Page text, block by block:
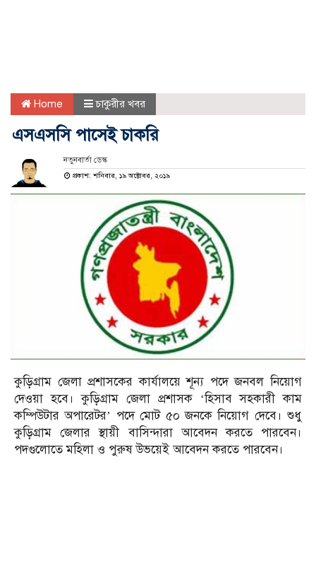
Home চাকুরীর খবর
এসএসসি পাসেই চাকরি
নতুনবার্তা ডেস্ক
প্রকাশ: শনিবার, ১৯ অক্টোবর, ২০১৯
কুড়িগ্রাম জেলা প্রশাসকের কার্যালয়ে শূন্য পদে জনবল নিয়োগ
দেওয়া হবে। কুড়িগ্রাম জেলা প্রশাসক ‘হিসাব সহকারী কাম
কম্পিউটার অপারেটর’ পদে মোট ৫০ জনকে নিয়োগ দেবে। শুধু
কুড়িগ্রাম জেলার স্থায়ী বাসিন্দারা আবেদন করতে পারবেন।
পদগুলোতে মহিলা ও পুরুষ উভয়েই আবেদন করতে পারবেন।